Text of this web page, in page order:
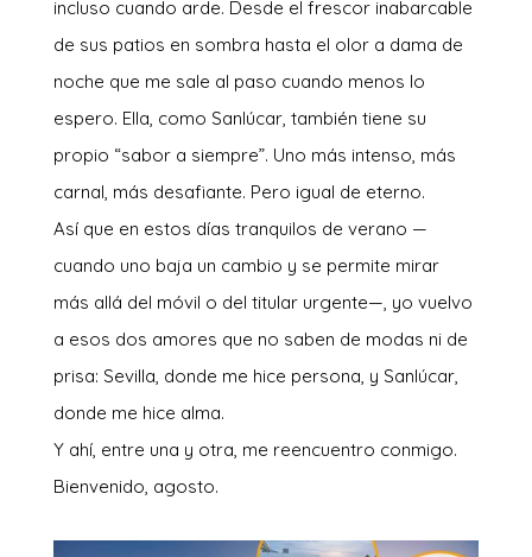
incluso cuando arde. Desde el frescor inabarcable
de sus patios en sombra hasta el olor a dama de
noche que me sale al paso cuando menos lo
espero. Ella, como Sanlúcar, también tiene su
propio “sabor a siempre”. Uno más intenso, más
carnal, más desafiante. Pero igual de eterno.
Así que en estos días tranquilos de verano —
cuando uno baja un cambio y se permite mirar
más allá del móvil o del titular urgente—, yo vuelvo
a esos dos amores que no saben de modas ni de
prisa: Sevilla, donde me hice persona, y Sanlúcar,
donde me hice alma.
Y ahí, entre una y otra, me reencuentro conmigo.
Bienvenido, agosto.